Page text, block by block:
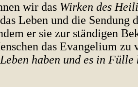
wir das Wirken des
Leben und die Sendung
er sie zur ständigen
das Evangelium zu
haben und es in Fülle